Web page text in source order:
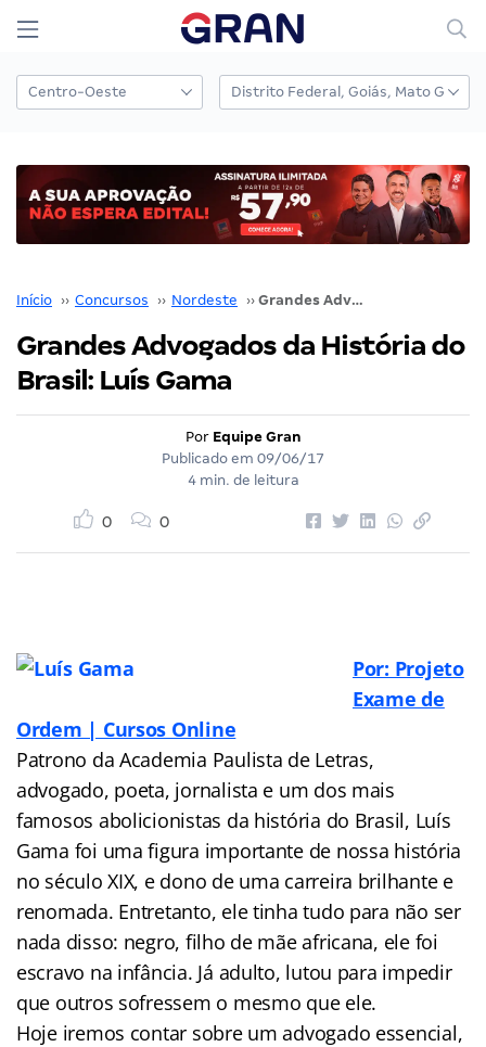
Início ›› Concursos ›› Nordeste ›› Grandes Advogados da História do Brasil: Luís Gama
Grandes Advogados da História do
Brasil: Luís Gama
Por Equipe Gran
Publicado em 09/06/17
4 min. de leitura
0 0
Por: Projeto
Exame de
Ordem | Cursos Online
Patrono da Academia Paulista de Letras,
advogado, poeta, jornalista e um dos mais
famosos abolicionistas da história do Brasil, Luís
Gama foi uma figura importante de nossa história
no século XIX, e dono de uma carreira brilhante e
renomada. Entretanto, ele tinha tudo para não ser
nada disso: negro, filho de mãe africana, ele foi
escravo na infância. Já adulto, lutou para impedir
que outros sofressem o mesmo que ele.
Hoje iremos contar sobre um advogado essencial,